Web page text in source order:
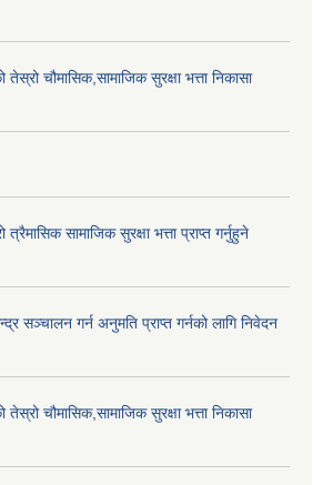
चौमासिक,सामाजिक सुरक्षा भत्ता निकासा
सामाजिक सुरक्षा भत्ता प्राप्त गर्नुहुने
सञ्चालन गर्न अनुमति प्राप्त गर्नको लागि निवेदन
चौमासिक,सामाजिक सुरक्षा भत्ता निकासा